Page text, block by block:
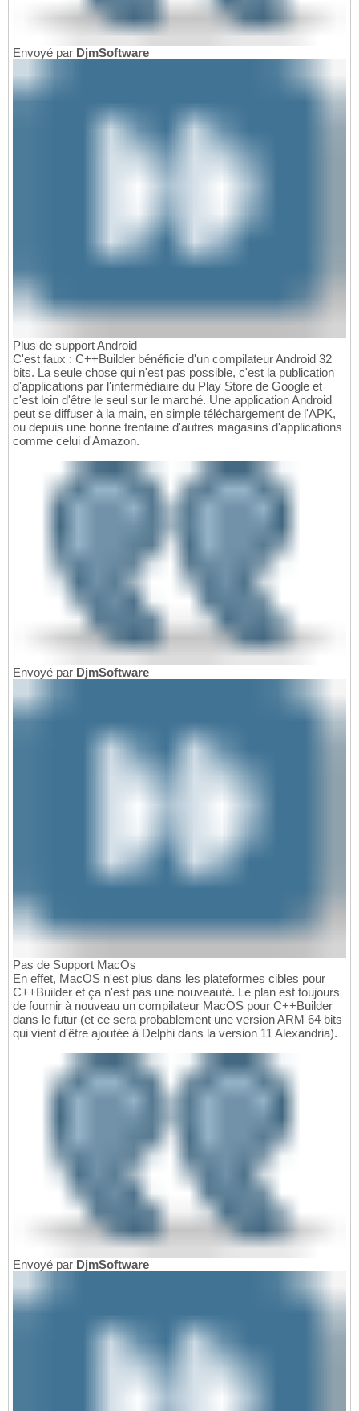
Envoyé par DjmSoftware
Plus de support Android
C'est faux : C++Builder bénéficie d'un compilateur Android 32
bits. La seule chose qui n'est pas possible, c'est la publication
d'applications par l'intermédiaire du Play Store de Google et
c'est loin d'être le seul sur le marché. Une application Android
peut se diffuser à la main, en simple téléchargement de l'APK,
ou depuis une bonne trentaine d'autres magasins d'applications
comme celui d'Amazon.
Envoyé par DjmSoftware
Pas de Support MacOs
En effet, MacOS n'est plus dans les plateformes cibles pour
C++Builder et ça n'est pas une nouveauté. Le plan est toujours
de fournir à nouveau un compilateur MacOS pour C++Builder
dans le futur (et ce sera probablement une version ARM 64 bits
qui vient d'être ajoutée à Delphi dans la version 11 Alexandria).
Envoyé par DjmSoftware